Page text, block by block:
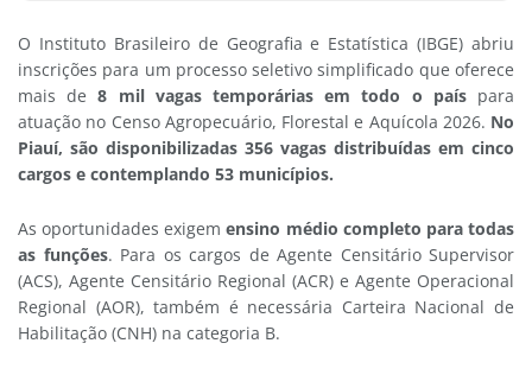
O Instituto Brasileiro de Geografia e Estatística (IBGE) abriu
inscrições para um processo seletivo simplificado que oferece
mais de 8 mil vagas temporárias em todo o paíspara
atuação no Censo Agropecuário, Florestal e Aquícola 2026. No
Piauí, são disponibilizadas 356 vagas distribuídas em cinco
cargos e contemplando 53 municípios.
As oportunidades exigemensino médio completo para todas
as funções. Para os cargos de Agente Censitário Supervisor
(ACS), Agente Censitário Regional (ACR) e Agente Operacional
Regional (AOR), também é necessária Carteira Nacional de
Habilitação (CNH) na categoria B.